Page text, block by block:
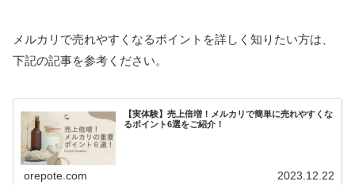
メルカリで売れやすくなるポイントを詳しく知りたい方は、
下記の記事を参考ください。
【実体験】売上倍増！メルカリで簡単に売れやすくな
るポイント6選をご紹介！
orepote.com 2023.12.22